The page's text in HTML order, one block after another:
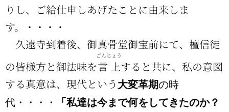
りし、ご給仕申しあげたことに由来しま
す。・・・・
久遠寺到着後、御真骨堂御宝前にて、檀信徒
の皆様方と御法味を言上
ごんじょう
すると共に、私の意図
する真意は、現代という大変革期の時
代・・・・
「私達は今まで何をしてきたのか？